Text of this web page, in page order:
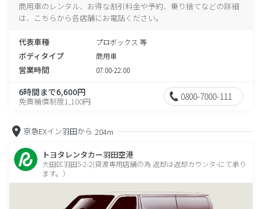
商用車のレンタル、お得な割引料金や予約、乗り捨てなどの詳細
は、こちらから各店舗にお電話ください。
代表車種 プロボックス 等
ボディタイプ 商用車
営業時間 07:00-22:00
6時間まで6,600円
免責補償制度1,100円 0800-7000-111
京急EXイン羽田から 204m
トヨタレンタカー羽田空港
大田区羽田5-2-2(貸渡専用店舗の為 返却は返却カウンタ-にて承り
ます。）